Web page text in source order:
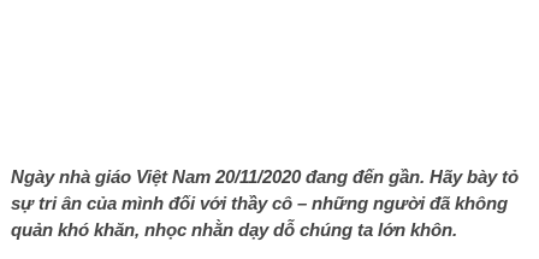
Ngày nhà giáo Việt Nam 20/11/2020 đang đến gần. Hãy bày tỏ
sự tri ân của mình đối với thầy cô – những người đã không
quản khó khăn, nhọc nhằn dạy dỗ chúng ta lớn khôn.